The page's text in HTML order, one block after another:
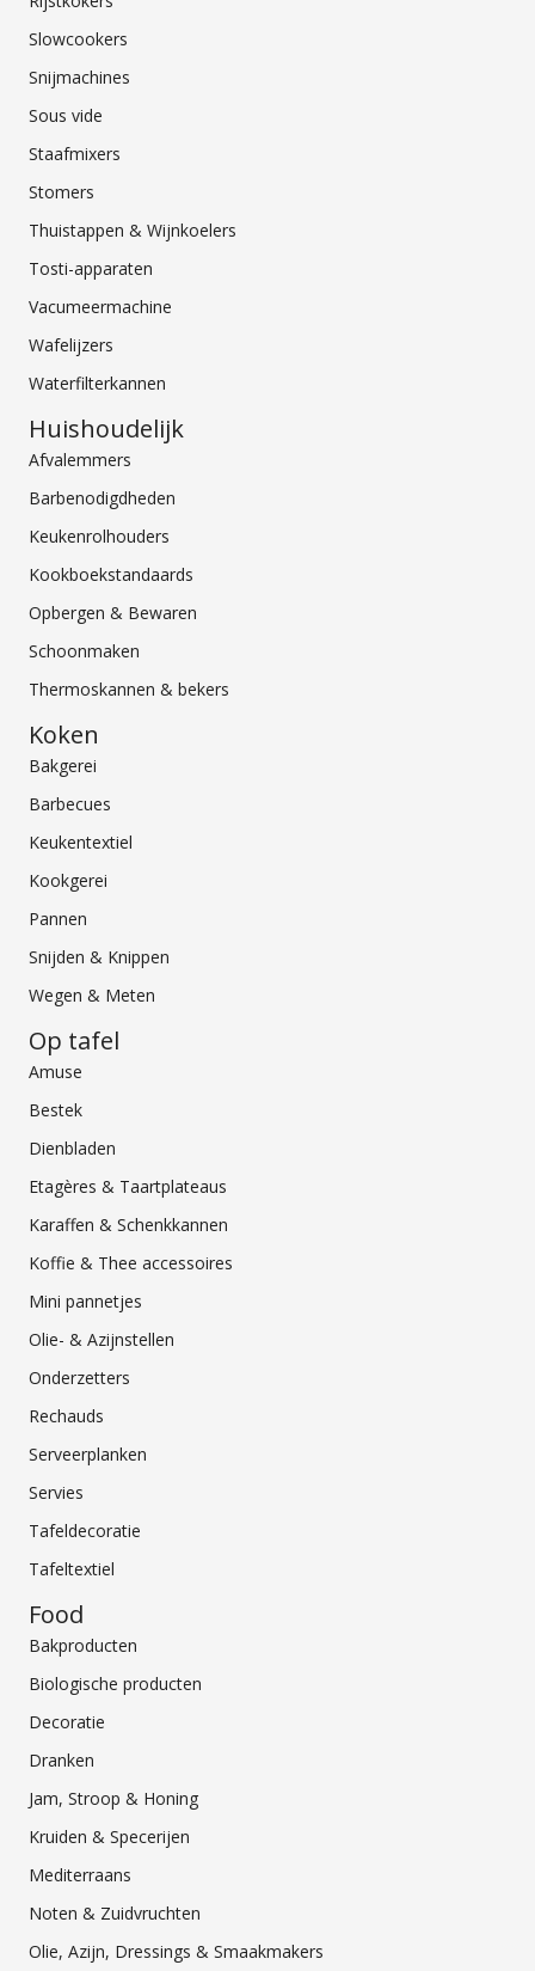
Slowcookers
Snijmachines
Sous vide
Staafmixers
Stomers
Thuistappen & Wijnkoelers
Tosti-apparaten
Vacumeermachine
Wafelijzers
Waterfilterkannen
Huishoudelijk
Afvalemmers
Barbenodigdheden
Keukenrolhouders
Kookboekstandaards
Opbergen & Bewaren
Schoonmaken
Thermoskannen & bekers
Koken
Bakgerei
Barbecues
Keukentextiel
Kookgerei
Pannen
Snijden & Knippen
Wegen & Meten
Op tafel
Amuse
Bestek
Dienbladen
Etagères & Taartplateaus
Karaffen & Schenkkannen
Koffie & Thee accessoires
Mini pannetjes
Olie- & Azijnstellen
Onderzetters
Rechauds
Serveerplanken
Servies
Tafeldecoratie
Tafeltextiel
Food
Bakproducten
Biologische producten
Decoratie
Dranken
Jam, Stroop & Honing
Kruiden & Specerijen
Mediterraans
Noten & Zuidvruchten
Olie, Azijn, Dressings & Smaakmakers